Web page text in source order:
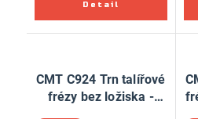
CMT C924 Trn talířové
frézy bez ložiska -